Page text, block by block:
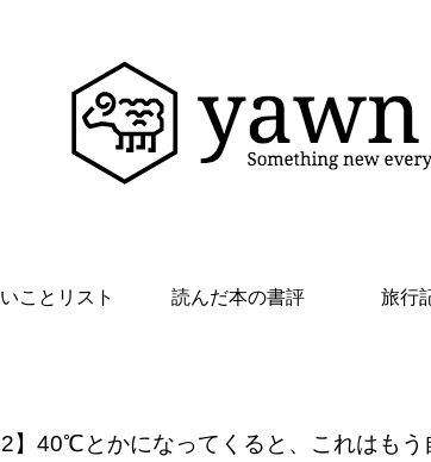
ことリスト 読んだ本の書評 旅行
】40℃とかになってくると、これはも